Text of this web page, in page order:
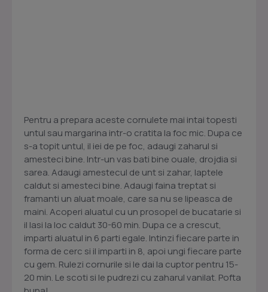
Pentru a prepara aceste cornulete mai intai topesti
untul sau margarina intr-o cratita la foc mic. Dupa ce
s-a topit untul, il iei de pe foc, adaugi zaharul si
amesteci bine. Intr-un vas bati bine ouale, drojdia si
sarea. Adaugi amestecul de unt si zahar, laptele
caldut si amesteci bine. Adaugi faina treptat si
framanti un aluat moale, care sa nu se lipeasca de
maini. Acoperi aluatul cu un prosopel de bucatarie si
il lasi la loc caldut 30-60 min. Dupa ce a crescut,
imparti aluatul in 6 parti egale. Intinzi fiecare parte in
forma de cerc si il imparti in 8, apoi ungi fiecare parte
cu gem. Rulezi cornurile si le dai la cuptor pentru 15-
20 min. Le scoti si le pudrezi cu zaharul vanilat. Pofta